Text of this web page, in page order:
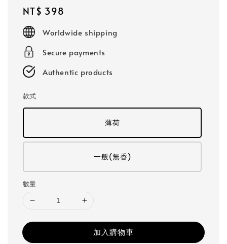
Regular
price
NT$ 398
Worldwide shipping
Secure payments
Authentic products
款式
薄荷
一般(無香)
數量
加入購物車